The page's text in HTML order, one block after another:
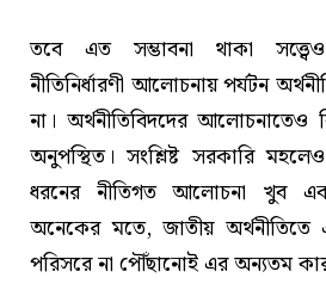
তবে এত সম্ভাবনা থাকা
নীতিনির্ধারণী আলোচনায় পর্যটন
না। অর্থনীতিবিদদের আলোচনাতেও
অনুপস্থিত। সংশ্লিষ্ট সরকারি
ধরনের নীতিগত আলোচনা খুব
অনেকের মতে, জাতীয়
পরিসরে না পৌঁছানোই এর অন্যতম